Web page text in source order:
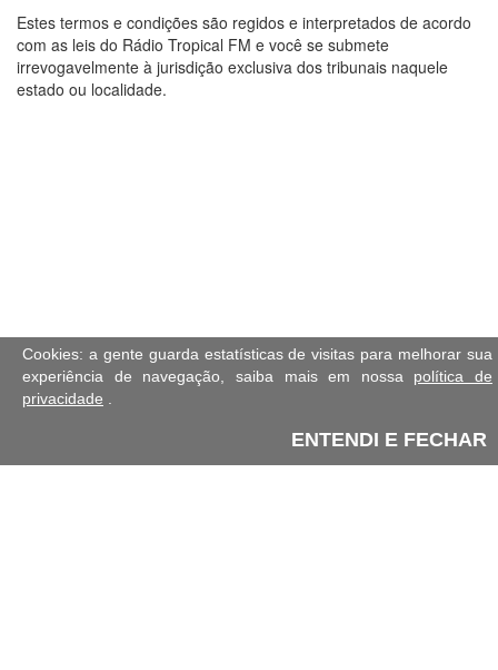
Estes termos e condições são regidos e interpretados de acordo
com as leis do Rádio Tropical FM e você se submete
irrevogavelmente à jurisdição exclusiva dos tribunais naquele
estado ou localidade.
Cookies: a gente guarda estatísticas de visitas para melhorar sua
experiência de navegação, saiba mais em nossa política de
privacidade
ENTENDI E FECHAR